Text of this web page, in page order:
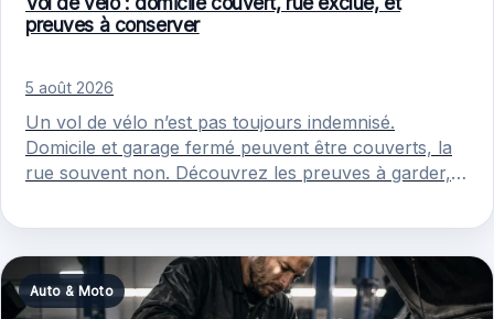
preuves à conserver
5 août 2026
Un vol de vélo n’est pas toujours indemnisé.
Domicile et garage fermé peuvent être couverts, la
rue souvent non. Découvrez les preuves à garder,
Auto & Moto